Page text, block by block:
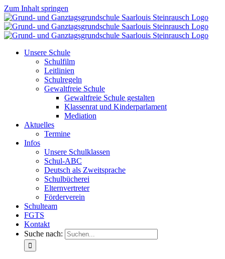
Zum Inhalt springen
Unsere Schule
Schulfilm
Leitlinien
Schulregeln
Gewaltfreie Schule
Gewaltfreie Schule gestalten
Klassenrat und Kinderparlament
Mediation
Aktuelles
Termine
Infos
Unsere Schulklassen
Schul-ABC
Deutsch als Zweitsprache
Schulbücherei
Elternvertreter
Förderverein
Schulteam
FGTS
Kontakt
Suche nach: